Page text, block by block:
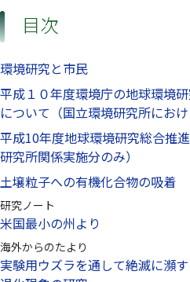
目次
環境研究と市民
平成１０年度環境庁の地球環境
について（国立環境研究所におけ
平成10年度地球環境研究総合推
研究所関係実施分のみ）
土壌粒子への有機化合物の吸着
研究ノート
米国最小の州より
海外からのたより
実験用ウズラを通して絶滅に瀕